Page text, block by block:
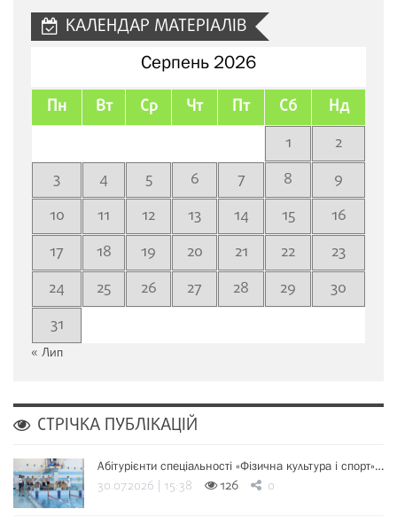
КАЛЕНДАР МАТЕРІАЛІВ
Серпень 2026
Пн Вт Ср Чт Пт Сб Нд
1
2
3
4 5 6 7 8
9
10
11 12 13 14 15
16
17
18 19 20 21 22
23
24
25 26 27 28 29
30
31
« Лип
СТРІЧКА ПУБЛІКАЦІЙ
Абітурієнти спеціальності «Фізична культура і спорт»…
30.07.2026 | 15:38 126 0